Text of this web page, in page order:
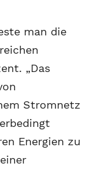
man die
„Das
Stromnetz
Energien zu